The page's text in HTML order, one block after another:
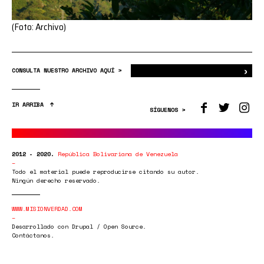
(Foto: Archivo)
CONSULTA NUESTRO ARCHIVO AQUÍ > ›
IR ARRIBA
SÍGUENOS >
2012 - 2020. República Bolivariana de Venezuela
Todo el material puede reproducirse citando su autor.
Ningún derecho reservado.
WWW.MISIONVERDAD.COM
Desarrollado con Drupal / Open Source.
Contáctanos.